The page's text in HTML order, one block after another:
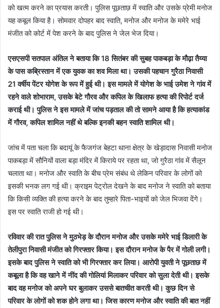
को खत्म करने का प्रयास करती। पुलिस पूछताछ में स्वाति और उसके प्रेमी मनोज
यह कबूल किया है। सोमवार दोपहर बाद स्वाति, मनोज और मनोज के ममेरे भाई
मंजीत को कोर्ट में पेश करने के बाद पुलिस ने जेल भेज दिया।
एसएसपी सतपाल अंतिल ने बताया कि 18 सितंबर की सुबह पाकबड़ा के मौढ़ा तैय्या
के पास कब्रिस्तान में एक युवक का शव मिला था। उसकी पहचान गुरैठा निवासी
21 वर्षीय पेंटर योगेश के रूप में हुई थी। इस मामले में योगेश के भाई उमेश ने गांव में
रहने वाले शोभाराम, उसके बेटे गौरव और कपिल के खिलाफ हत्या की रिपोर्ट दर्ज
कराई थी। पुलिस ने इस मामले में जांच पड़ताल की तो सामने आया है कि हत्याकांड
में गौरव, कपिल शामिल नहीं थे बल्कि इनकी बहन स्वाति शामिल थी।
जांच में पता चला कि बदायूं के फैजगंज बेहटा थाना क्षेत्र के खेड़ादास निवासी मनोज
पाकबड़ा में सौनियों वाला बड़ा मंदिर में किराये पर रहता था, जो गुरैठा गांव में सैलून
चलाता था। मनोज और स्वाति के बीच प्रेम संबंध थे लेकिन परिवार के लोगों को
इसकी भनक लग गई थी। क्राइम पेट्रोल देखने के बाद मनोज ने स्वाति को बताया
कि किसी व्यक्ति की हत्या करने के बाद तुम्हारे पिता-भाइयों को जेल भिजवा देंगे।
इस पर स्वाति राजी हो गई थी।
रविवार की रात पुलिस ने मुठभेड़ के दौरान मनोज और उसके ममेरे भाई डिलारी के
तेलीपुरा निवासी मंजीत को गिरफ्तार किया। इस दौरान मनोज के पैर में गोली लगी।
इसके बाद पुलिस ने स्वाति को भी गिरफ्तार कर लिया। आरोपी युवती ने पूछताछ में
कबूला है कि वह खाने में नींद की गोलियां मिलाकर परिवार को सुला देती थी। इसके
बाद वह मनोज को अपने घर बुलाकर उससे बातचीत करती थी। कुछ दिन से
परिवार के लोगों को शक होने लगा था। जिस कारण मनोज और स्वाति की बात नहीं